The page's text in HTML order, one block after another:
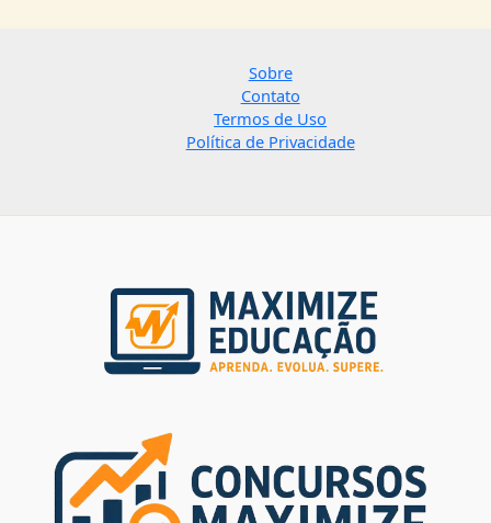
Sobre
Contato
Termos de Uso
Política de Privacidade